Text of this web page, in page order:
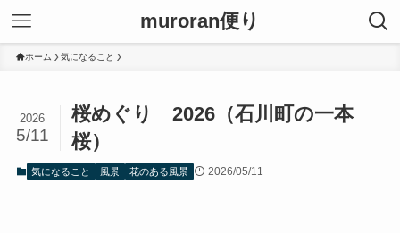
muroran便り
ホーム 気になること
桜めぐり 2026（石川町の一本
桜）
2026
5/11
気になること 風景 花のある風景 2026/05/11